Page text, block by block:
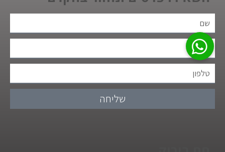
שליחה